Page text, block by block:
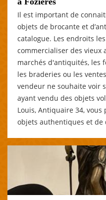
Il est important de
objets de brocante et
catalogue. Les endroits
commercialiser des vieux
marchés d'antiquités, les
les braderies ou les
vendeur ne souhaite voir
ayant vendu des objets
Louis, Antiquaire 34,
objets authentiques et de